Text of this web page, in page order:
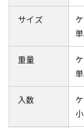
サイズ
重量
入数